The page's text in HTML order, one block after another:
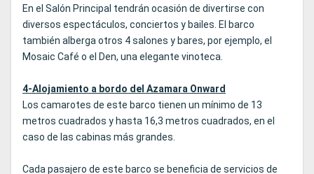
En el Salón Principal tendrán ocasión de divertirse con
diversos espectáculos, conciertos y bailes. El barco
también alberga otros 4 salones y bares, por ejemplo, el
Mosaic Café o el Den, una elegante vinoteca.
4-Alojamiento a bordo del Azamara Onward
Los camarotes de este barco tienen un mínimo de 13
metros cuadrados y hasta 16,3 metros cuadrados, en el
caso de las cabinas más grandes.
Cada pasajero de este barco se beneficia de servicios de